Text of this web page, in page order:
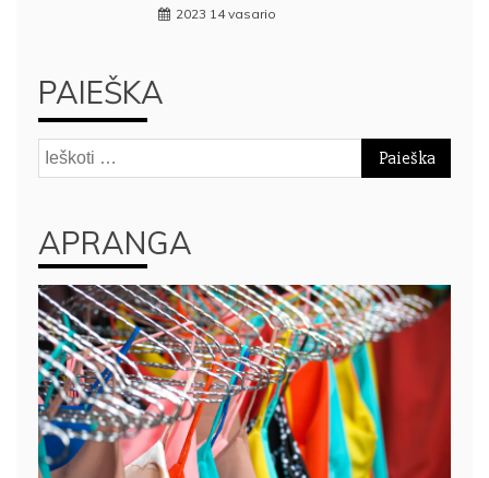
2023 14 vasario
PAIEŠKA
Ieškoti:
APRANGA